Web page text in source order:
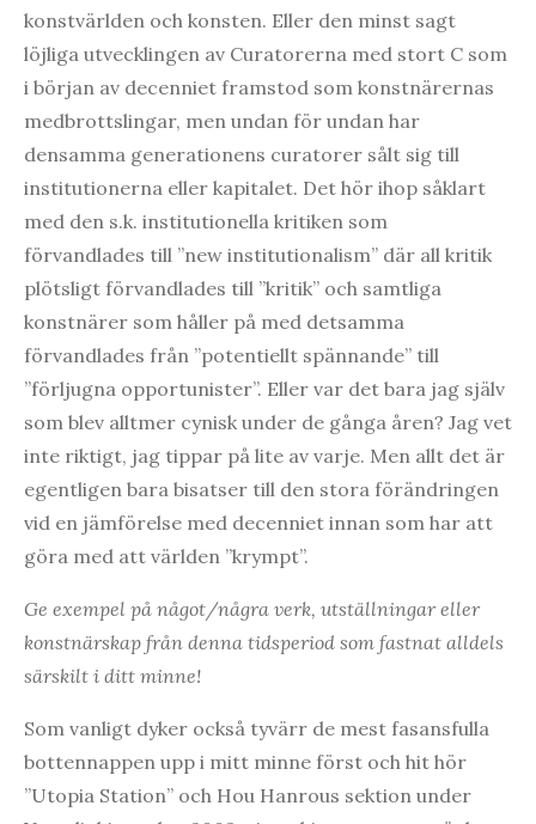
konstvärlden och konsten. Eller den minst sagt
löjliga utvecklingen av Curatorerna med stort C som
i början av decenniet framstod som konstnärernas
medbrottslingar, men undan för undan har
densamma generationens curatorer sålt sig till
institutionerna eller kapitalet. Det hör ihop såklart
med den s.k. institutionella kritiken som
förvandlades till ”new institutionalism” där all kritik
plötsligt förvandlades till ”kritik” och samtliga
konstnärer som håller på med detsamma
förvandlades från ”potentiellt spännande” till
”förljugna opportunister”. Eller var det bara jag själv
som blev alltmer cynisk under de gånga åren? Jag vet
inte riktigt, jag tippar på lite av varje. Men allt det är
egentligen bara bisatser till den stora förändringen
vid en jämförelse med decenniet innan som har att
göra med att världen ”krympt”.
Ge exempel på något/några verk, utställningar eller
konstnärskap från denna tidsperiod som fastnat alldels
särskilt i ditt minne!
Som vanligt dyker också tyvärr de mest fasansfulla
bottennappen upp i mitt minne först och hit hör
”Utopia Station” och Hou Hanrous sektion under